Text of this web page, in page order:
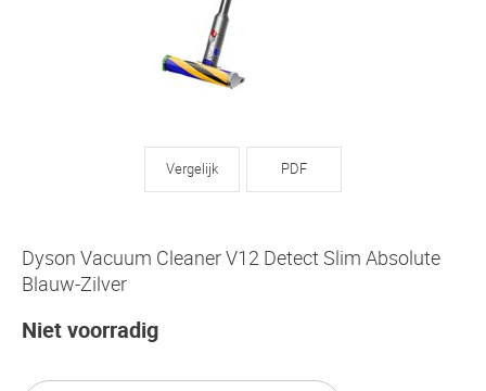
Vergelijk PDF
Dyson Vacuum Cleaner V12 Detect Slim Absolute
Blauw-Zilver
Niet voorradig